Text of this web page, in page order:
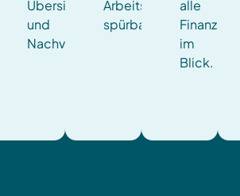
Übersicht
und
Nachvollziehbarkeit.
Arbeitsaufwand
spürbar.
alle
im
Blick.